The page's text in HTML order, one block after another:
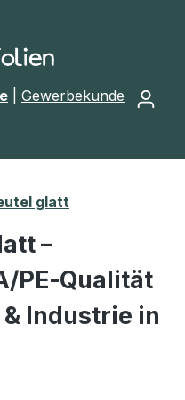
Gewerbekunde
Der
glatt
–
PE‑Qualität
Industrie in